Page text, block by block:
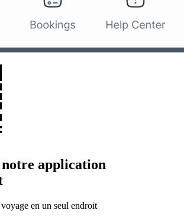
application
en un seul endroit